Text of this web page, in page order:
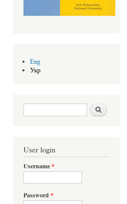
Eng
Укр
Search form Шукати
User login
Username*
Password *